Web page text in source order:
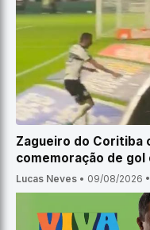
Zagueiro do Coritiba
comemoração de gol
Lucas Neves • 09/08/2026 •